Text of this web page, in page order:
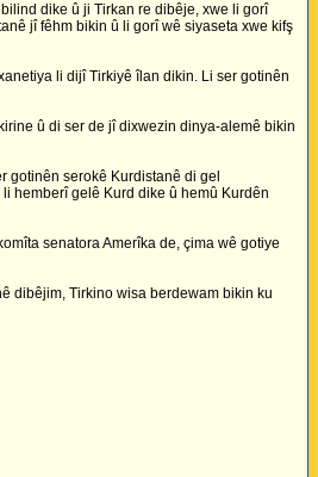
dike û ji Tirkan re dibêje, xwe li gorî
jî fêhm bikin û li gorî wê siyaseta xwe kifş
li dijî Tirkiyê îlan dikin. Li ser gotinên
û di ser de jî dixwezin dinya-alemê bikin
gotinên serokê Kurdistanê di gel
hemberî gelê Kurd dike û hemû Kurdên
senatora Amerîka de, çima wê gotiye
dibêjim, Tirkino wisa berdewam bikin ku